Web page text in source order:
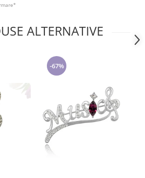
ALTERNATIVE
-67%